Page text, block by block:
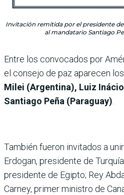
Invitación remitida por el presidente
al mandatario Santiago
Entre los convocados por
el consejo de paz aparecen
Milei (Argentina), Luiz
Santiago Peña (Paraguay).
También fueron invitados a
Erdogan, presidente de
presidente de Egipto; Rey
Carney, primer ministro de